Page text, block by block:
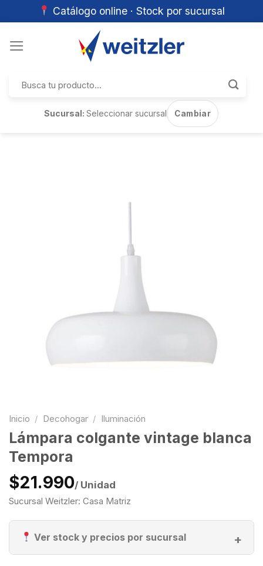
Catálogo online · Stock por sucursal
por:
Sucursal:Seleccionar sucursal Cambiar
Inicio / Decohogar / Iluminación
Lámpara colgante vintage blanca
Tempora
$21.990/ Unidad
Sucursal Weitzler: Casa Matriz
Ver stock y precios por sucursal